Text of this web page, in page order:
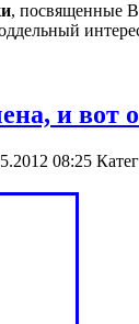
, посвященные
и вот
08:25